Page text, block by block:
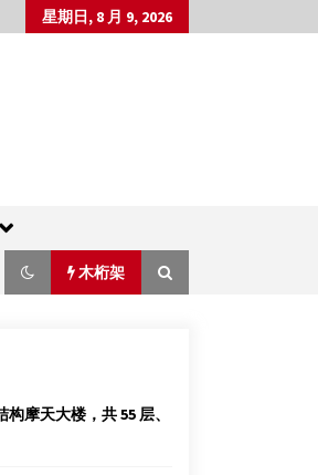
星期日, 8 月 9, 2026
木桁架
摩天大楼，共 55 层、